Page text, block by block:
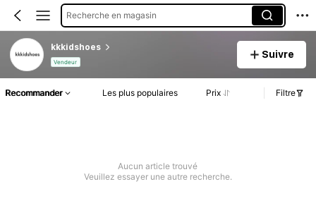
Recherche en magasin
kkkidshoes
Vendeur
Suivre
Recommander Les plus populaires Prix Filtre
Aucun article trouvé
Veuillez essayer une autre recherche.